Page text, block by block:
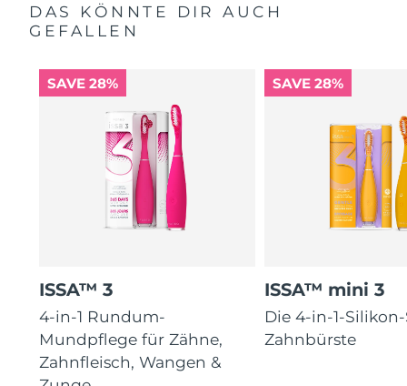
DAS KÖNNTE DIR AUCH
GEFALLEN
SAVE 28%
ISSA™ 3
4-in-1 Rundum-
Mundpflege für Zähne,
Zahnfleisch, Wangen &
SAVE 28%
ISSA™ mini 3
Die 4-in-1-
Zahnbürste